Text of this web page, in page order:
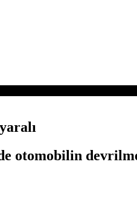
otomobilin